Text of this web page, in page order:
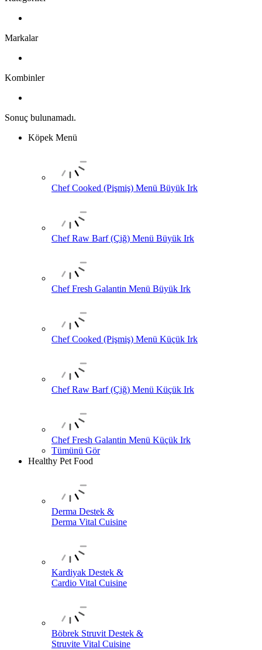
Markalar
Kombinler
Sonuç bulunamadı.
Köpek Menü
Chef Cooked (Pişmiş) Menü Büyük Irk
Chef Raw Barf (Çiğ) Menü Büyük Irk
Chef Fresh Galantin Menü Büyük Irk
Chef Cooked (Pişmiş) Menü Küçük Irk
Chef Raw Barf (Çiğ) Menü Küçük Irk
Chef Fresh Galantin Menü Küçük Irk
Tümünü Gör
Healthy Pet Food
Derma Destek &
Derma Vital Cuisine
Kardiyak Destek &
Cardio Vital Cuisine
Böbrek Struvit Destek &
Struvite Vital Cuisine